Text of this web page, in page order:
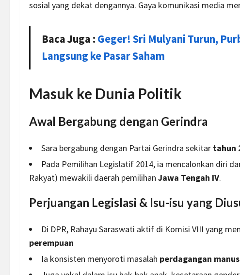
sosial yang dekat dengannya. Gaya komunikasi media
Baca Juga : Geger! Sri Mulyani Turun,
Langsung ke Pasar Saham
Masuk ke Dunia Politik
Awal Bergabung dengan Gerindra
Sara bergabung dengan Partai Gerindra sekitar tahun
Pada Pemilihan Legislatif 2014, ia mencalonkan diri
Rakyat) mewakili daerah pemilihan Jawa Tengah IV.
Perjuangan Legislasi & Isu-isu yang
Di DPR, Rahayu Saraswati aktif di Komisi VIII yang
perempuan
Ia konsisten menyoroti masalah perdagangan